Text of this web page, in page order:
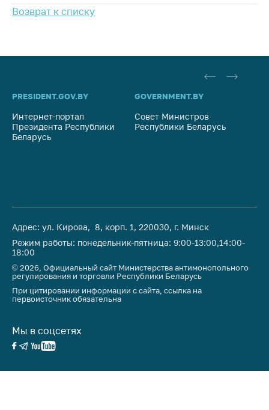
Возврат к списку
PRESIDENT.GOV.BY
Интернет-портал
Президента Республики
Беларусь
GOVERNMENT.BY
Совет Министров
Республики Беларусь
Адрес: ул. Кирова, 8, корп. 1, 220030, г. Минск
Режим работы: понедельник-пятница: 9:00-13:00,14:00-
18:00
© 2026, Официальный сайт Министерства антимонопольного
регулирования и торговли Республики Беларусь
При цитировании информации с сайта, ссылка на
первоисточник обязательна
Мы в соцсетях